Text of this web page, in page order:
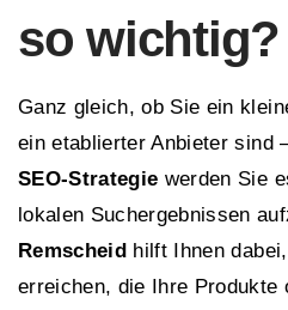
so wichtig?
Ganz gleich, ob Sie ein
ein etablierter Anbieter sind
SEO-Strategie werden Sie
lokalen Suchergebnissen
Remscheid hilft Ihnen
erreichen, die Ihre Produkte